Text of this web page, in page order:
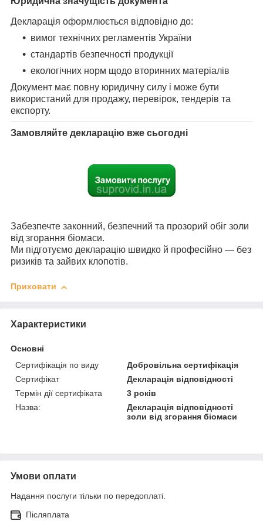
Декларація оформлюється відповідно до:
вимог технічних регламентів України
стандартів безпечності продукції
екологічних норм щодо вторинних матеріалів
Документ має повну юридичну силу і може бути
використаний для продажу, перевірок, тендерів та
експорту.
Замовляйте декларацію вже сьогодні
Забезпечте законний, безпечний та прозорий обіг золи
від згорання біомаси.
Ми підготуємо декларацію швидко й професійно — без
ризиків та зайвих клопотів.
Приховати
Характеристики
Основні
Сертифікація по виду
Добровільна сертифікація
Сертифікат
Декларація відповідності
Термін дії сертифіката
3 років
Назва:
Декларація відповідності
золи від згорання біомаси
Умови оплати
Надання послуги тільки по передоплаті.
Післяплата